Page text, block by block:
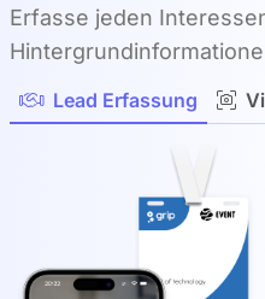
Erfasse jeden
Lead Erfassung